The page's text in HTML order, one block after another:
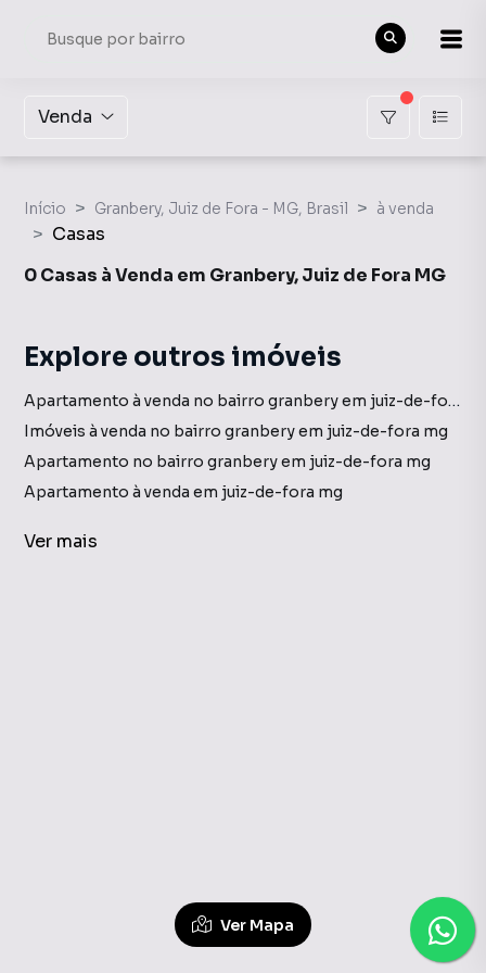
Venda
Início Granbery, Juiz de Fora - MG, Brasil à venda
Casas
0 Casas à Venda em Granbery, Juiz de Fora MG
Explore outros imóveis
Apartamento à venda no bairro granbery em juiz-de-fora mg com 1 vaga
Imóveis à venda no bairro granbery em juiz-de-fora mg
Apartamento no bairro granbery em juiz-de-fora mg
Apartamento à venda em juiz-de-fora mg
Apartamento em juiz-de-fora mg
Ver mais
Ver Mapa